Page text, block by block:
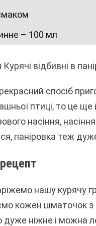
– 100 мл
відбивні в
спосіб
птиці, то це
насіння,
паніровка теж
нашу курячу
кожен шматочок з
дуже ніжне і